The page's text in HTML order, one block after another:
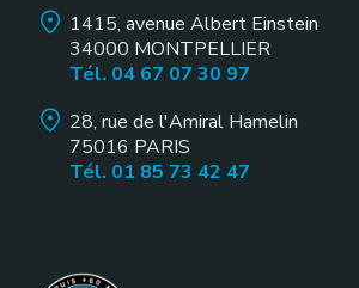
1415, avenue Albert Einstein
34000 MONTPELLIER
Tél. 04 67 07 30 97
28, rue de l'Amiral Hamelin
75016 PARIS
Tél. 01 85 73 42 47